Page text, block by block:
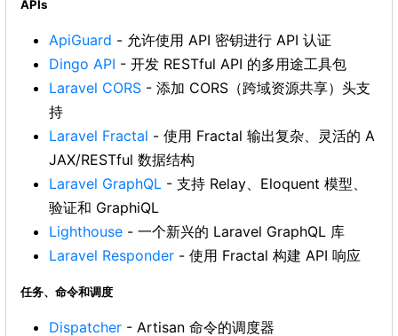
APIs
ApiGuard - 允许使用 API 密钥进行 API 认证
Dingo API - 开发 RESTful API 的多用途工具包
Laravel CORS - 添加 CORS（跨域资源共享）头支
持
Laravel Fractal - 使用 Fractal 输出复杂、灵活的 A
JAX/RESTful 数据结构
Laravel GraphQL - 支持 Relay、Eloquent 模型、
验证和 GraphiQL
Lighthouse - 一个新兴的 Laravel GraphQL 库
Laravel Responder - 使用 Fractal 构建 API 响应
任务、命令和调度
Dispatcher - Artisan 命令的调度器